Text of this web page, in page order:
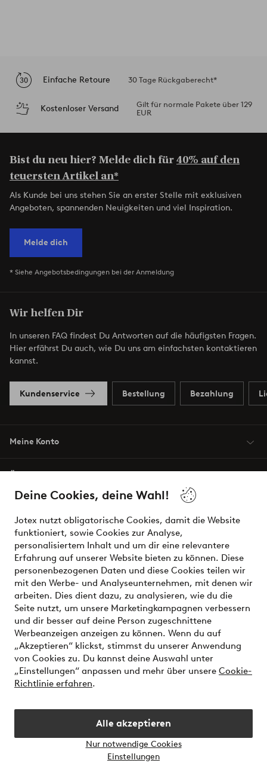
Deine Cookies, deine Wahl!
Jotex nutzt obligatorische Cookies, damit die Website
funktioniert, sowie Cookies zur Analyse,
personalisiertem Inhalt und um dir eine relevantere
Erfahrung auf unserer Website bieten zu können. Diese
personenbezogenen Daten und diese Cookies teilen wir
mit den Werbe- und Analyseunternehmen, mit denen wir
arbeiten. Dies dient dazu, zu analysieren, wie du die
Seite nutzt, um unsere Marketingkampagnen verbessern
und dir besser auf deine Person zugeschnittene
Werbeanzeigen anzeigen zu können. Wenn du auf
„Akzeptieren“ klickst, stimmst du unserer Anwendung
von Cookies zu. Du kannst deine Auswahl unter
„Einstellungen“ anpassen und mehr über unsere Cookie-
Richtlinie erfahren.
Alle akzeptieren
Nur notwendige Cookies
Einstellungen
Einfache Retoure 30 Tage Rückgaberecht*
Kostenloser Versand
Gilt für normale Pakete über 129
EUR
Bist du neu hier? Melde dich für40% auf den
teuersten Artikel an*
Als Kunde bei uns stehen Sie an erster Stelle mit exklusiven
Angeboten, spannenden Neuigkeiten und viel Inspiration.
Melde dich
* Siehe Angebotsbedingungen bei der Anmeldung
Wir helfen Dir
In unseren FAQ findest Du Antworten auf die häufigsten Fragen.
Hier erfährst Du auch, wie Du uns am einfachsten kontaktieren
kannst.
Kundenservice Bestellung Bezahlung
Meine Konto
Bedingungen
Sichere Zahlungen - Jetzt bezahlen oder aufteilen
Möchtest du mehr über unsere
Zahlungsmöglichkeitenerfahren?